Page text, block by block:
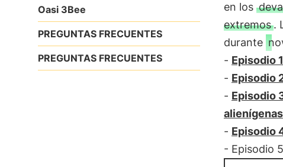
Oasi 3Bee
PREGUNTAS FRECUENTES
PREGUNTAS FRECUENTES
en los
extremos.
durante
- Episodio
- Episodio
- Episodio
alienígenas
- Episodio
- Episodio